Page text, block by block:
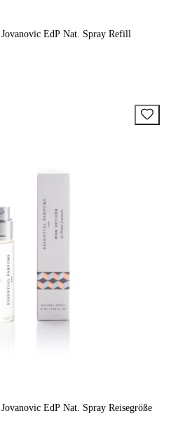
EdP Nat. Spray Refill
EdP Nat. Spray Reisegröße